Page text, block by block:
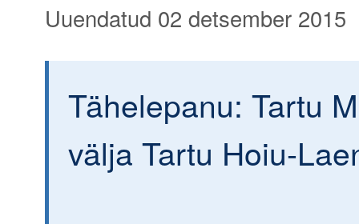
Uuendatud 02 detsember 2015
Tähelepanu: Tartu
välja Tartu Hoiu-